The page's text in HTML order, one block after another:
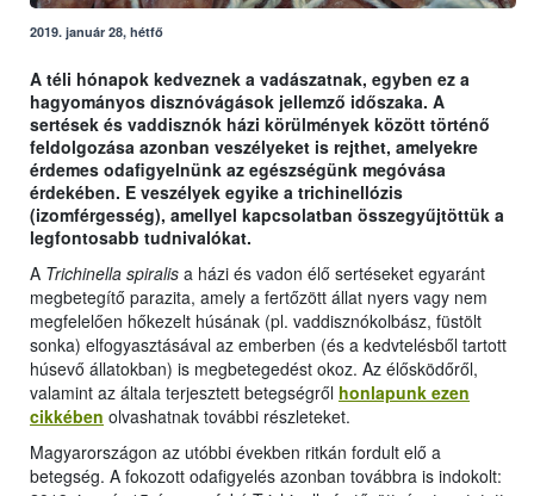
2019. január 28, hétfő
A téli hónapok kedveznek a vadászatnak, egyben ez a
hagyományos disznóvágások jellemző időszaka. A
sertések és vaddisznók házi körülmények között történő
feldolgozása azonban veszélyeket is rejthet, amelyekre
érdemes odafigyelnünk az egészségünk megóvása
érdekében. E veszélyek egyike a trichinellózis
(izomférgesség), amellyel kapcsolatban összegyűjtöttük a
legfontosabb tudnivalókat.
A Trichinella spiralis a házi és vadon élő sertéseket egyaránt
megbetegítő parazita, amely a fertőzött állat nyers vagy nem
megfelelően hőkezelt húsának (pl. vaddisznókolbász, füstölt
sonka) elfogyasztásával az emberben (és a kedvtelésből tartott
húsevő állatokban) is megbetegedést okoz. Az élősködőről,
valamint az általa terjesztett betegségről honlapunk ezen
cikkében olvashatnak további részleteket.
Magyarországon az utóbbi években ritkán fordult elő a
betegség. A fokozott odafigyelés azonban továbbra is indokolt: